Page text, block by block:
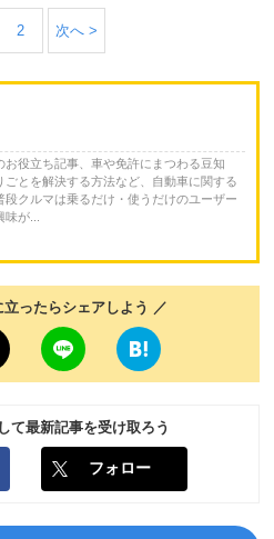
2 次へ >
お役立ち記事、車や免許にまつわる豆知
ごとを解決する方法など、自動車に関する
段クルマは乗るだけ・使うだけのユーザー
が...
ったらシェアしよう ／
て最新記事を受け取ろう
フォロー